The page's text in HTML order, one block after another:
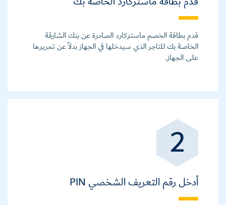
قدم بطاقة الخصم ماستركارد الصادرة عن بنك الشارقة
الخاصة بك للتاجر الذي سيدخلها في الجهاز بدلاً عن تمريرها
على الجهاز.
2
أدخل رقم التعريف الشخصي PIN